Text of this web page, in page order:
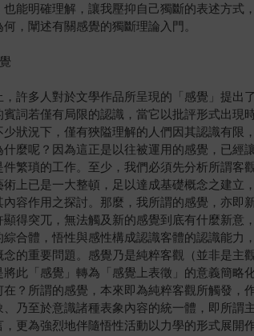
也能明確理解，讓我壓抑自己獨斷的表述方
，闡述有關感覺的獨斷理論入門。
多人對於文學作品所呈現的「感覺」提出
賓詞若僅有局限的認識，當它以批評形式出
少狀況下，僅有狹隘理解的人們因其認識有限
什麼呢？因為這正是以往被運用的感覺，已經
件繁瑣的工作。至少，我們必須先分析所謂客
術上已是一大整頓，足以達成基礎概念之建立
內容作用之探討。那麼，我所謂的感覺，亦
顯得突兀，無法觸及新的感覺到底有什麼新意
綜合體，悟性與感性構成認識客體的認識能力
念的重要問題。感覺乃是純粹客觀（並非是
將此「感覺」轉為「感覺上表徵」的意義簡略
在？所謂的感覺，本來即為純粹客觀所觸發
、乃至於意識諸種表象內容的統一體，即所謂
更為強烈地伴隨悟性活動以力學的形式展開